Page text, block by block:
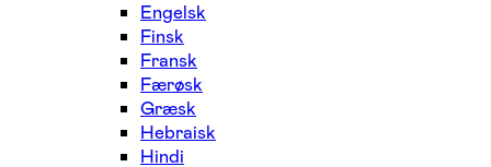
Engelsk
Finsk
Fransk
Færøsk
Græsk
Hebraisk
Hindi